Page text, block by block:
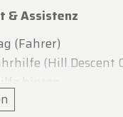
& Assistenz
(Fahrer)
(Hill Descent
hinten